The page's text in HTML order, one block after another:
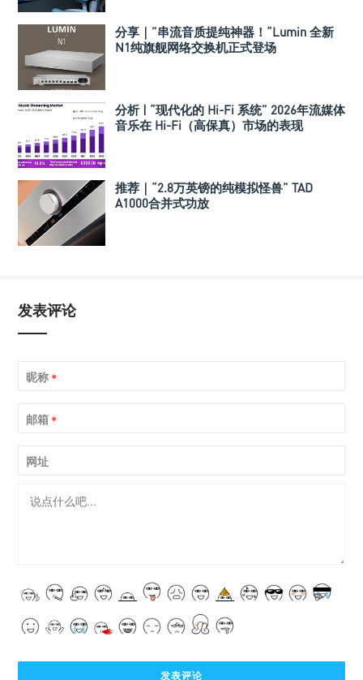
分享｜”串流音质提纯神器！“Lumin 全新
N1纯旗舰网络交换机正式登场
分析 | “现代化的 Hi-Fi 系统” 2026年流媒体
音乐在 Hi-Fi（高保真）市场的表现
推荐｜“2.8万英镑的纯模拟怪兽” TAD
A1000合并式功放
发表评论
昵称 *
邮箱 *
网址